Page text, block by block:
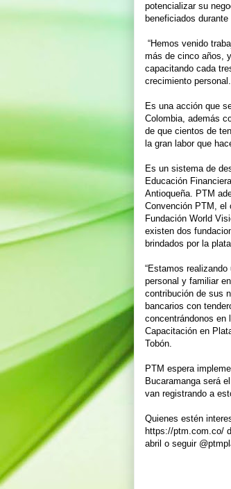
potencializar su
beneficiados durante
“Hemos venido
más de cinco años,
capacitando cada
crecimiento personal.
Es una acción que
Colombia, además
de que cientos de
la gran labor que
Es un sistema de
Educación
Antioqueña. PTM
Convención PTM, el
Fundación World
existen dos
brindados por la
“Estamos
personal y familiar
contribución de sus
bancarios con
concentrándonos en
Capacitación en
Tobón.
PTM espera
Bucaramanga será
van registrando a
Quienes estén
https://ptm.com.co/
abril o seguir